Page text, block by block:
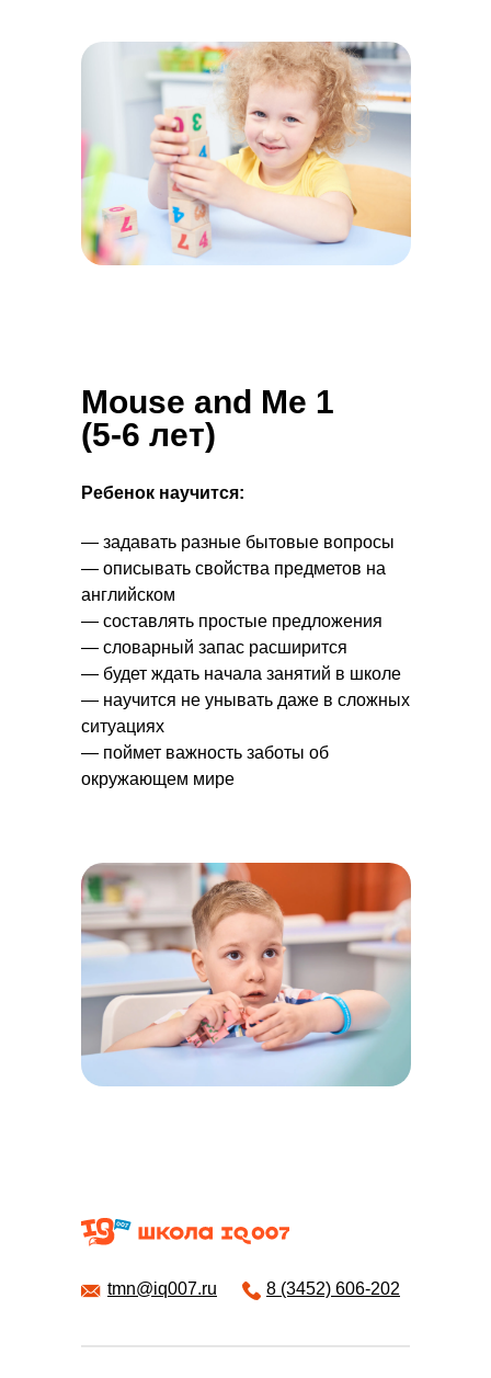
Mouse and Me 1
(5-6 лет)
Ребенок научится:
— задавать разные бытовые вопросы
— описывать свойства предметов на
английском
— составлять простые предложения
— словарный запас расширится
— будет ждать начала занятий в школе
— научится не унывать даже в сложных
ситуациях
— поймет важность заботы об
окружающем мире
tmn@iq007.ru 8 (3452) 606-202